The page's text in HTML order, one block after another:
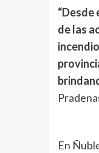
de las
En